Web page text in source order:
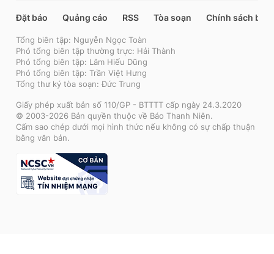
Đặt báo Quảng cáo RSS Tòa soạn Chính sách bảo
Tổng biên tập: Nguyễn Ngọc Toàn
Phó tổng biên tập thường trực: Hải Thành
Phó tổng biên tập: Lâm Hiếu Dũng
Phó tổng biên tập: Trần Việt Hưng
Tổng thư ký tòa soạn: Đức Trung
Giấy phép xuất bản số 110/GP - BTTTT cấp ngày 24.3.2020
© 2003-2026 Bản quyền thuộc về Báo Thanh Niên.
Cấm sao chép dưới mọi hình thức nếu không có sự chấp thuận
bằng văn bản.